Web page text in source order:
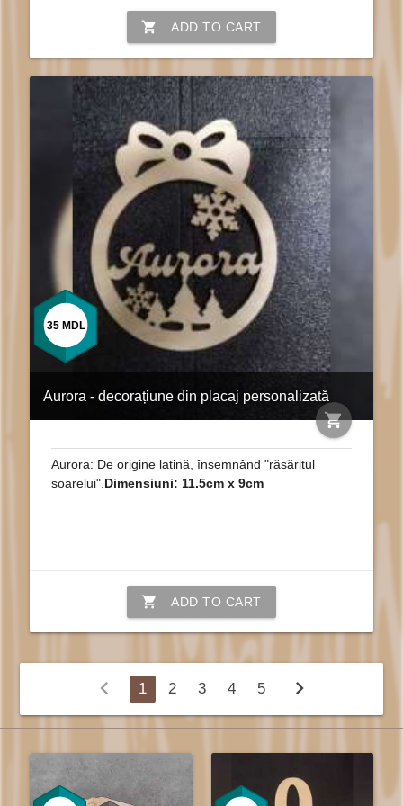
shopping_cart ADD TO CART
Aurora - decorațiune din placaj personalizată
shopping_cart
35 MDL
Aurora: De origine latină, însemnând "răsăritul
soarelui".Dimensiuni: 11.5cm x 9cm
shopping_cart ADD TO CART
chevron_left 1 2 3 4 5 chevron_right